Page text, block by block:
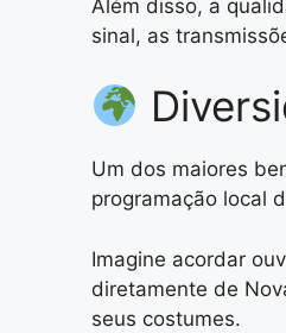
Além disso, a
sinal, as
Um dos maiores
programação local
Imagine acordar
diretamente de
seus costumes.